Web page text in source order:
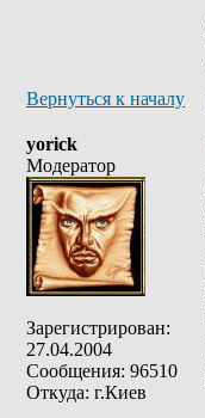
Вернуться к началу
yorick
Модератор
Зарегистрирован:
27.04.2004
Сообщения: 96510
Откуда: г.Киев